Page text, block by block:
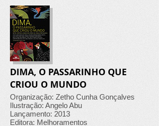
DIMA, O PASSARINHO QUE
CRIOU O MUNDO
Organização: Zetho Cunha Gonçalves
Ilustração: Angelo Abu
Lançamento: 2013
Editora: Melhoramentos